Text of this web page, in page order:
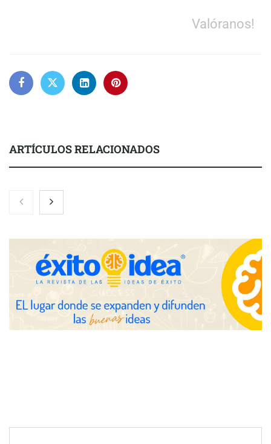
Valóranos!
ARTÍCULOS RELACIONADOS